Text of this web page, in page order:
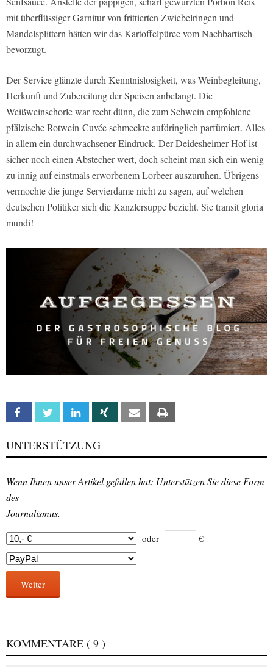
mit überflüssiger Garnitur von frittierten Zwiebelringen und
Mandelsplittern hätten wir das Kartoffelpüree vom Nachbartisch
bevorzugt.
Der Service glänzte durch Kenntnislosigkeit, was Weinbegleitung,
Herkunft und Zubereitung der Speisen anbelangt. Die
Weißweinschorle war recht dünn, die zum Schwein empfohlene
pfälzische Rotwein-Cuvée schmeckte aufdringlich parfümiert. Alles
in allem ein durchwachsener Eindruck. Der Deidesheimer Hof ist
sicher noch einen Abstecher wert, doch scheint man sich ein wenig
zu innig auf einstmals erworbenem Lorbeer auszuruhen. Übrigens
vermochte die junge Servierdame nicht zu sagen, auf welchen
deutschen Politiker sich die Kanzlersuppe bezieht. Sic transit gloria
mundi!
Facebook Twitter Linkedin Xing Email
UNTERSTÜTZUNG
Wenn Ihnen unser Artikel gefallen hat: Unterstützen Sie diese Form
des
Journalismus.
oder €
Weiter
KOMMENTARE ( 9 )